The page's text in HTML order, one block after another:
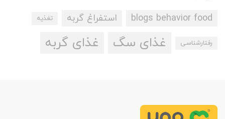
blogs behavior food
استفراغ گربه تغذیه
رفتارشناسی غذای سگ غذای گربه